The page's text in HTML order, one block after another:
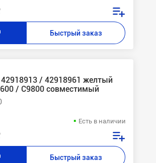
Быстрый заказ
/ 42918961 желтый
/ C9800 совместимый
Есть в наличии
Быстрый заказ